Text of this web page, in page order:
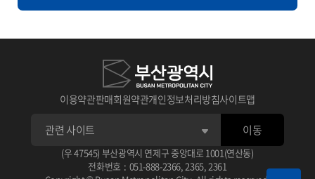
각,요금정보,주차기본시간,주차기본요금,추가
간,1일주차권요금,월정기권요금,결제방법,특
기사항,관리기관명,전화번호,위도,경도,장애
인전용주차구역보유여부
이용약관판매회원약관개인정보처리방침사이트맵
(우 47545) 부산광역시 연제구 중앙대로 1001(연산동)
전화번호 : 051-888-2366, 2365, 2361
이동